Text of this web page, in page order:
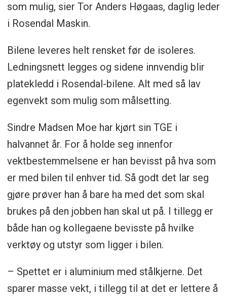
som mulig, sier Tor Anders Høgaas, daglig leder
i Rosendal Maskin.
Bilene leveres helt rensket før de isoleres.
Ledningsnett legges og sidene innvendig blir
platekledd i Rosendal-bilene. Alt med så lav
egenvekt som mulig som målsetting.
Sindre Madsen Moe har kjørt sin TGE i
halvannet år. For å holde seg innenfor
vektbestemmelsene er han bevisst på hva som
er med bilen til enhver tid. Så godt det lar seg
gjøre prøver han å bare ha med det som skal
brukes på den jobben han skal ut på. I tillegg er
både han og kollegaene bevisste på hvilke
verktøy og utstyr som ligger i bilen.
– Spettet er i aluminium med stålkjerne. Det
sparer masse vekt, i tillegg til at det er lettere å